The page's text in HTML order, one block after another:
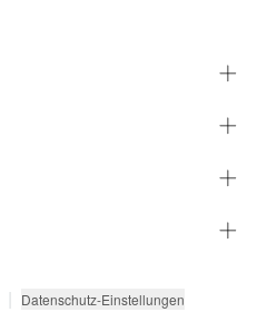
| Datenschutz-Einstellungen